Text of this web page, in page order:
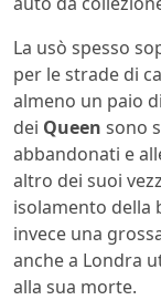
La usò spesso
per le strade di
almeno un paio
dei Queen sono
abbandonati e
altro dei suoi
isolamento della
invece una
anche a Londra
alla sua morte.